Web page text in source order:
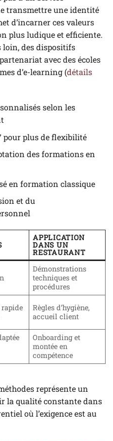
transmettre une identité
d’incarner ces valeurs
plus ludique et efficiente.
loin, des dispositifs
avec des écoles
d’e-learning (détails
selon les
pour plus de flexibilité
des formations en
en formation classique
et du
APPLICATION
DANS UN
RESTAURANT
Démonstrations
techniques et
procédures
Règles d’hygiène,
accueil client
Onboarding et
montée en
compétence
représente un
la qualité constante dans
où l’exigence est au